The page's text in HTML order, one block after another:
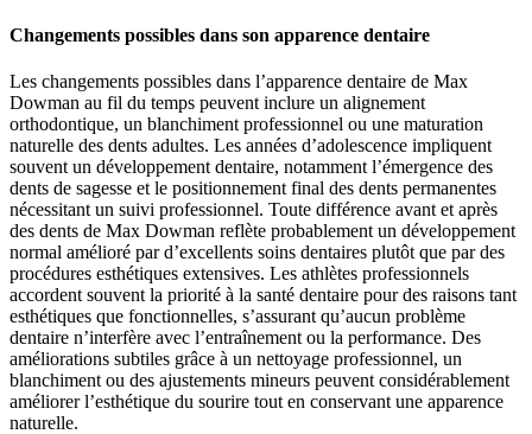
Changements possibles dans son apparence dentaire
Les changements possibles dans l’apparence dentaire de Max
Dowman au fil du temps peuvent inclure un alignement
orthodontique, un blanchiment professionnel ou une maturation
naturelle des dents adultes. Les années d’adolescence impliquent
souvent un développement dentaire, notamment l’émergence des
dents de sagesse et le positionnement final des dents permanentes
nécessitant un suivi professionnel. Toute différence avant et après
des dents de Max Dowman reflète probablement un développement
normal amélioré par d’excellents soins dentaires plutôt que par des
procédures esthétiques extensives. Les athlètes professionnels
accordent souvent la priorité à la santé dentaire pour des raisons tant
esthétiques que fonctionnelles, s’assurant qu’aucun problème
dentaire n’interfère avec l’entraînement ou la performance. Des
améliorations subtiles grâce à un nettoyage professionnel, un
blanchiment ou des ajustements mineurs peuvent considérablement
améliorer l’esthétique du sourire tout en conservant une apparence
naturelle.